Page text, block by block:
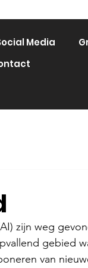
Media
zijn weg
gebied
van